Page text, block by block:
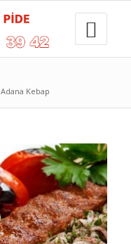
Adana Kebap